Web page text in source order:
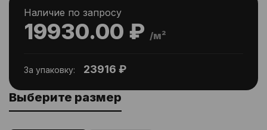
19930.00 ₽ /м²
Наличие по запросу
За упаковку: 23916 ₽
Выберите размер